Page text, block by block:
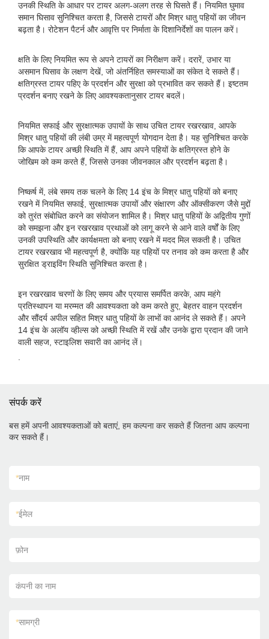
उनकी स्थिति के आधार पर टायर अलग-अलग तरह से घिसते हैं। नियमित घुमाव
समान घिसाव सुनिश्चित करता है, जिससे टायरों और मिश्र धातु पहियों का जीवन
बढ़ता है। रोटेशन पैटर्न और आवृत्ति पर निर्माता के दिशानिर्देशों का पालन करें।
क्षति के लिए नियमित रूप से अपने टायरों का निरीक्षण करें। दरारें, उभार या
असमान घिसाव के लक्षण देखें, जो अंतर्निहित समस्याओं का संकेत दे सकते हैं।
क्षतिग्रस्त टायर पहिए के प्रदर्शन और सुरक्षा को प्रभावित कर सकते हैं। इष्टतम
प्रदर्शन बनाए रखने के लिए आवश्यकतानुसार टायर बदलें।
नियमित सफाई और सुरक्षात्मक उपायों के साथ उचित टायर रखरखाव, आपके
मिश्र धातु पहियों की लंबी उम्र में महत्वपूर्ण योगदान देता है। यह सुनिश्चित करके
कि आपके टायर अच्छी स्थिति में हैं, आप अपने पहियों के क्षतिग्रस्त होने के
जोखिम को कम करते हैं, जिससे उनका जीवनकाल और प्रदर्शन बढ़ता है।
निष्कर्ष में, लंबे समय तक चलने के लिए 14 इंच के मिश्र धातु पहियों को बनाए
रखने में नियमित सफाई, सुरक्षात्मक उपायों और संक्षारण और ऑक्सीकरण जैसे मुद्दों
को तुरंत संबोधित करने का संयोजन शामिल है। मिश्र धातु पहियों के अद्वितीय गुणों
को समझना और इन रखरखाव प्रथाओं को लागू करने से आने वाले वर्षों के लिए
उनकी उपस्थिति और कार्यक्षमता को बनाए रखने में मदद मिल सकती है। उचित
टायर रखरखाव भी महत्वपूर्ण है, क्योंकि यह पहियों पर तनाव को कम करता है और
सुरक्षित ड्राइविंग स्थिति सुनिश्चित करता है।
इन रखरखाव चरणों के लिए समय और प्रयास समर्पित करके, आप महंगे
प्रतिस्थापन या मरम्मत की आवश्यकता को कम करते हुए, बेहतर वाहन प्रदर्शन
और सौंदर्य अपील सहित मिश्र धातु पहियों के लाभों का आनंद ले सकते हैं। अपने
14 इंच के अलॉय व्हील्स को अच्छी स्थिति में रखें और उनके द्वारा प्रदान की जाने
वाली सहज, स्टाइलिश सवारी का आनंद लें।
संपर्क करें
बस हमें अपनी आवश्यकताओं को बताएं, हम कल्पना कर सकते हैं जितना आप कल्पना
कर सकते हैं।
*नाम
*ईमेल
फ़ोन
कंपनी का नाम
*सामग्री